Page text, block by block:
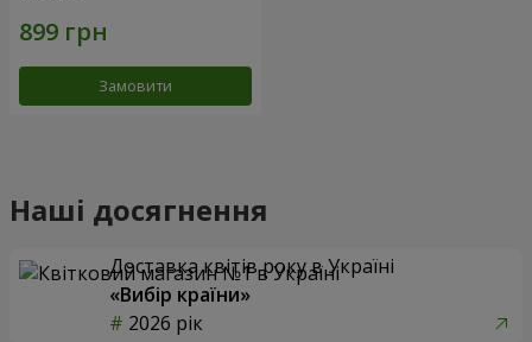
Замовити
Наші досягнення
Доставка квітів року в Україні
«Вибір країни»
2026 рік